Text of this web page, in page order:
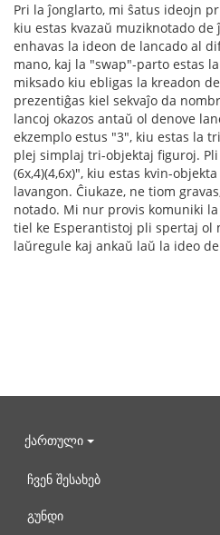
Pri la ĵonglarto, mi ŝatus ideojn
kiu estas kvazaŭ muziknotado
enhavas la ideon de lancado al
mano, kaj la "swap"-parto estas
miksado kiu ebligas la kreadon
prezentiĝas kiel sekvaĵo da
lancoj okazos antaŭ ol denove
ekzemplo estus "3", kiu estas la
plej simplaj tri-objektaj figuroj.
(6x,4)(4,6x)", kiu estas kvin-
lavangon. Ĉiukaze, ne tiom
notado. Mi nur provis komuniki
tiel ke Esperantistoj pli spertaj
laŭregule kaj ankaŭ laŭ la ideo
ქართული
ჩვენ შესახებ
გუნდი